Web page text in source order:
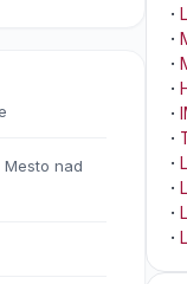
nad
·
·
·
·
·
·
·
·
·
·